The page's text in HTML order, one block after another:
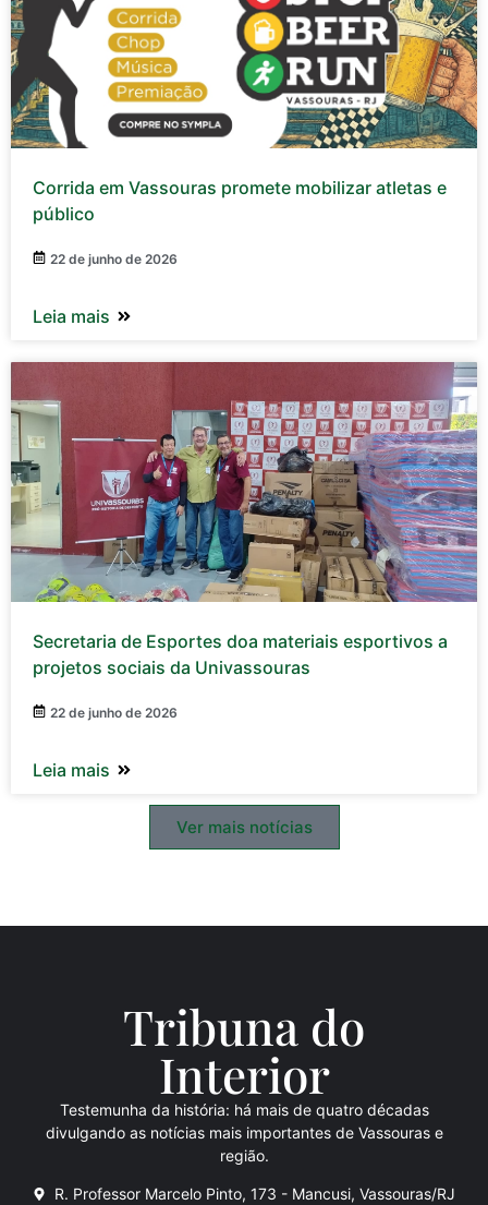
Corrida em Vassouras promete mobilizar atletas e
público
22 de junho de 2026
Leia mais
Secretaria de Esportes doa materiais esportivos a
projetos sociais da Univassouras
22 de junho de 2026
Leia mais
Ver mais notícias
Tribuna do
Interior
Testemunha da história: há mais de quatro décadas
divulgando as notícias mais importantes de Vassouras e
região.
R. Professor Marcelo Pinto, 173 - Mancusi, Vassouras/RJ